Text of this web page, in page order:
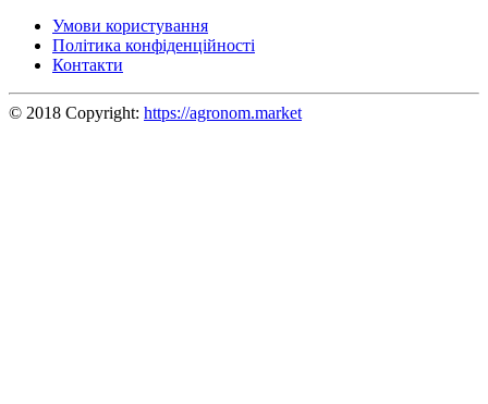
Умови користування
Політика конфіденційності
Контакти
© 2018 Copyright: https://agronom.market